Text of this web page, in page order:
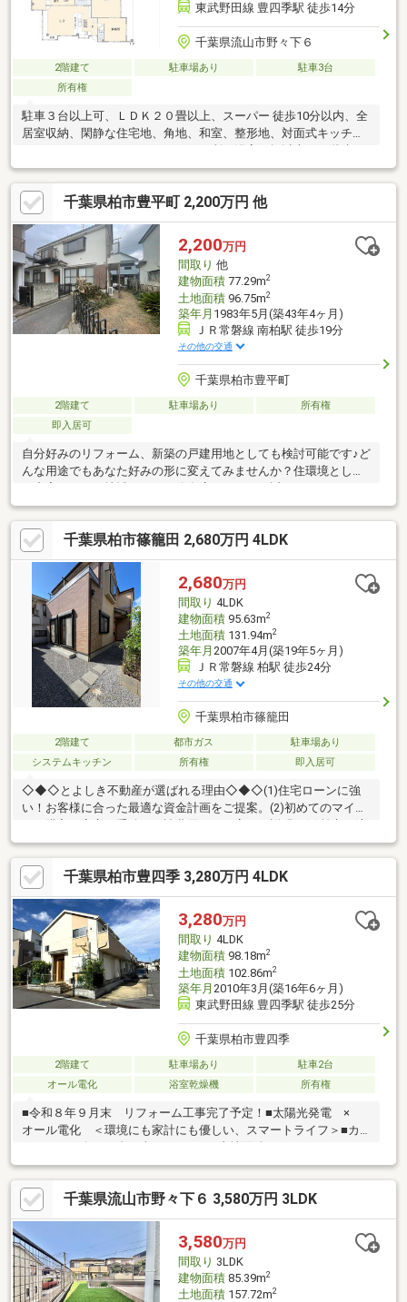
東武野田線 豊四季駅 徒歩14分
千葉県流山市野々下６
2階建て 駐車場あり
駐車3台
所有権
駐車３台以上可、ＬＤＫ２０畳以上、スーパー 徒歩10分以内、全
居室収納、閑静な住宅地、角地、和室、整形地、対面式キッチ
床下収納、吹抜け、全居室６畳以上、納戸
千葉県柏市豊平町 2,200万円 他
2,200万円
間取り 他
建物面積77.29m2
土地面積96.75m2
築年月 1983年5月(築43年4ヶ月)
ＪＲ常磐線 南柏駅 徒歩19分
その他の交通
千葉県柏市豊平町
2階建て 駐車場あり
所有権
即入居可
自分好みのリフォーム、新築の戸建用地としても検討可能です♪ど
んな用途でもあなた好みの形に変えてみませんか？住環境として
なり嬉しい♪現地内覧ご希望の方はお問合せください♪お待ちして
おります♪
千葉県柏市篠籠田 2,680万円 4LDK
2,680万円
間取り 4LDK
建物面積95.63m2
土地面積131.94m2
築年月 2007年4月(築19年5ヶ月)
ＪＲ常磐線 柏駅 徒歩24分
その他の交通
千葉県柏市篠籠田
2階建て 都市ガス
駐車場あり
システムキッチン
所有権 即入居可
◇◆◇とよしき不動産が選ばれる理由◇◆◇(1)住宅ローンに強
い！お客様に合った最適な資金計画をご提案。(2)初めてのマイホ
山市を中心とした地域密着だから、街の情報も豊富です。「自分
たちはいくらまでなら安心して購入できる？」「住宅ローンや諸
費用が不安…」そんなお悩みもお気軽にご相談ください。不動産
売買のプロが、お住まい探しからご契約・お引渡しまで、お客様
一人ひとりに寄り添ってサポートいたします。
千葉県柏市豊四季 3,280万円 4LDK
3,280万円
間取り 4LDK
建物面積98.18m2
土地面積102.86m2
築年月 2010年3月(築16年6ヶ月)
東武野田線 豊四季駅 徒歩25分
千葉県柏市豊四季
2階建て 駐車場あり
駐車2台
オール電化
浴室乾燥機 所有権
■令和８年９月末 リフォーム工事完了予定！■太陽光発電 ×
オール電化 ＜環境にも家計にも優しい、スマートライフ＞■カ
（３１．１１坪）■延床面積／９８．１８㎡（２９．６９坪）１
階：５１．０３㎡ ２階：４７．１５㎡■間取り／４ＬＤＫ ●室
内リフォーム工事（令和８年９月末 完了予定）・ＩＨクッキン
グヒーター ・エコキュート新規設置・トイレ（１階２階）新規
交換 ・浴室水栓金具、鏡新規交換・洗面化粧台新規交換 ・ク
ロス全交換・床フロアタイル施工 ・建具新規交換 ・畳表替
え・インターフォン新規交換 ・分電盤新規交換
千葉県流山市野々下６ 3,580万円 3LDK
3,580万円
間取り 3LDK
建物面積85.39m2
土地面積157.72m2